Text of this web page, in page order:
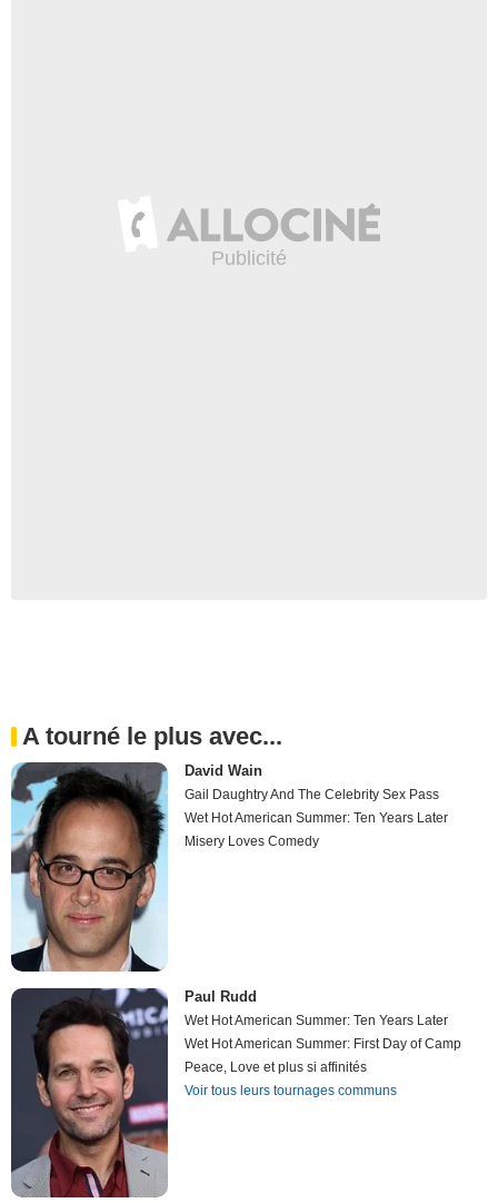
A tourné le plus avec...
David Wain
Gail Daughtry And The Celebrity Sex Pass
Wet Hot American Summer: Ten Years Later
Misery Loves Comedy
Paul Rudd
Wet Hot American Summer: Ten Years Later
Wet Hot American Summer: First Day of Camp
Peace, Love et plus si affinités
Voir tous leurs tournages communs